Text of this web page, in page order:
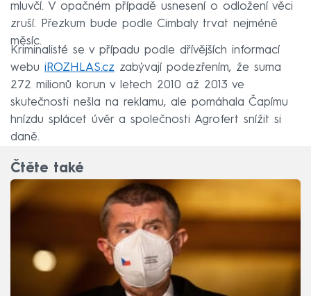
mluvčí. V opačném případě usnesení o odložení věci
zruší. Přezkum bude podle Cimbaly trvat nejméně
měsíc.
Kriminalisté se v případu podle dřívějších informací
webu iROZHLAS.cz zabývají podezřením, že suma
272 milionů korun v letech 2010 až 2013 ve
skutečnosti nešla na reklamu, ale pomáhala Čapímu
hnízdu splácet úvěr a společnosti Agrofert snížit si
daně.
Čtěte také